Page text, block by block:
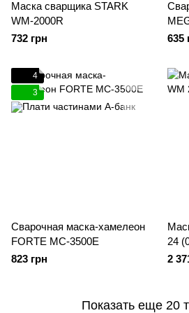
Маска сварщика STARK
WM-2000R
732 грн
635
4
3
Сварочная маска-хамелеон
FORTE МС-3500E
823 грн
24
2
Показать еще 20